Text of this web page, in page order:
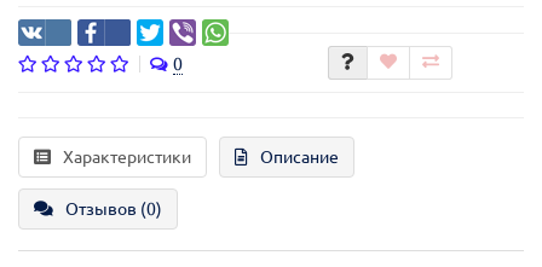
0
Характеристики Описание
Отзывов (0)